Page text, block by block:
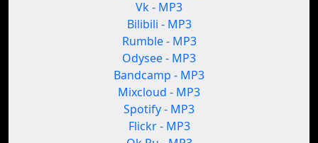
Vk - MP3
Bilibili - MP3
Rumble - MP3
Odysee - MP3
Bandcamp - MP3
Mixcloud - MP3
Spotify - MP3
Flickr - MP3